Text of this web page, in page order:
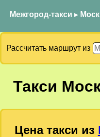
Межгород-такси ▸
Рассчитать маршрут из
Такси
Цена такси из